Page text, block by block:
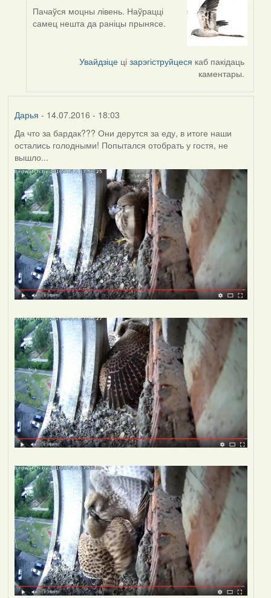
In
reply
Пачаўся моцны лівень. Наўрацці
самец нешта да раніцы прынясе.
Увайдзіце цізарэгіструйцеся каб пакідаць
каментары.
Дарья - 14.07.2016 - 18:03
Да что за бардак??? Они дерутся за еду, в итоге наши
остались голодными! Попытался отобрать у гостя, не
вышло...